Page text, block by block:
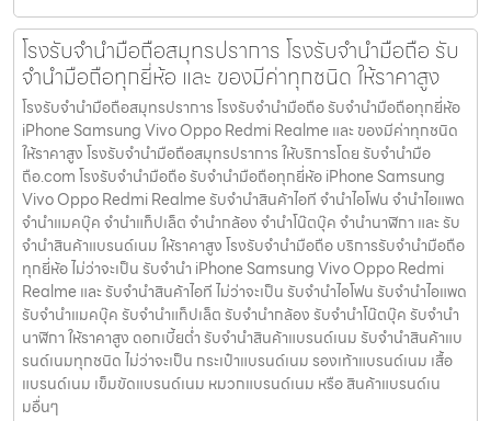
โรงรับจำนำมือถือสมุทรปราการ โรงรับจำนำมือถือ รับ
จำนำมือถือทุกยี่ห้อ และ ของมีค่าทุกชนิด ให้ราคาสูง
โรงรับจำนำมือถือสมุทรปราการ โรงรับจำนำมือถือ รับจำนำมือถือทุกยี่ห้อ
iPhone Samsung Vivo Oppo Redmi Realme และ ของมีค่าทุกชนิด
ให้ราคาสูง โรงรับจำนำมือถือสมุทรปราการ ให้บริการโดย รับจํานํามือ
ถือ.com โรงรับจำนำมือถือ รับจำนำมือถือทุกยี่ห้อ iPhone Samsung
Vivo Oppo Redmi Realme รับจำนำสินค้าไอที จำนำไอโฟน จำนำไอแพด
จำนำแมคบุ๊ค จำนำแท็ปเล็ต จำนำกล้อง จำนำโน๊ตบุ๊ค จำนำนาฬิกา และ รับ
จำนำสินค้าแบรนด์เนม ให้ราคาสูง โรงรับจำนำมือถือ บริการรับจำนำมือถือ
ทุกยี่ห้อ ไม่ว่าจะเป็น รับจำนำ iPhone Samsung Vivo Oppo Redmi
Realme และ รับจำนำสินค้าไอที ไม่ว่าจะเป็น รับจำนำไอโฟน รับจำนำไอแพด
รับจำนำแมคบุ๊ค รับจำนำแท็ปเล็ต รับจำนำกล้อง รับจำนำโน๊ตบุ๊ค รับจำนำ
นาฬิกา ให้ราคาสูง ดอกเบี้ยต่ำ รับจำนำสินค้าแบรนด์เนม รับจำนำสินค้าแบ
รนด์เนมทุกชนิด ไม่ว่าจะเป็น กระเป๋าแบรนด์เนม รองเท้าแบรนด์เนม เสื้อ
แบรนด์เนม เข็มขัดแบรนด์เนม หมวกแบรนด์เนม หรือ สินค้าแบรนด์เน
มอื่นๆ